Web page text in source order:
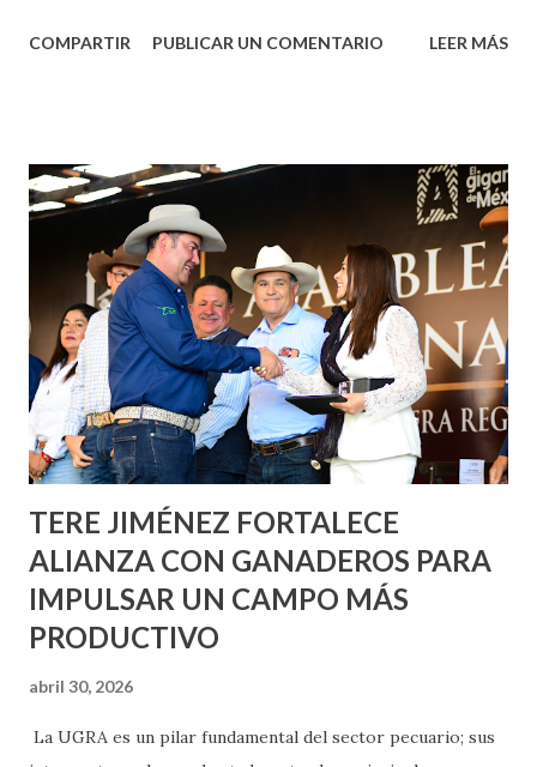
municipal, Leo Montañez dio inicio al programa
Corazón Urbano y el Municipio capital. Leo Montañez
informó que en este programa se usarán cerca de 90 mil
metros cuadrados de pintura, para dar inicio en la calle
Nieto, entre Jesús F. Elizondo y la calle 22 de Octubre, con
lo que se aplicará pintura en 66 casas. Posteriormente se
llevará este programa a Villas de Nuestra Señora de la
Asunción, Avenida Alameda y Decreto 27 de Septiembre, en
los edificios FOVISSSTE Ojo de Agua, en la comunidad
Norias de Paso Hondo y en los edificios de...
COMPARTIR PUBLICAR UN COMENTARIO LEER MÁS
TERE JIMÉNEZ FORTALECE
ALIANZA CON GANADEROS PARA
IMPULSAR UN CAMPO MÁS
PRODUCTIVO
abril 30, 2026
La UGRA es un pilar fundamental del sector pecuario; sus